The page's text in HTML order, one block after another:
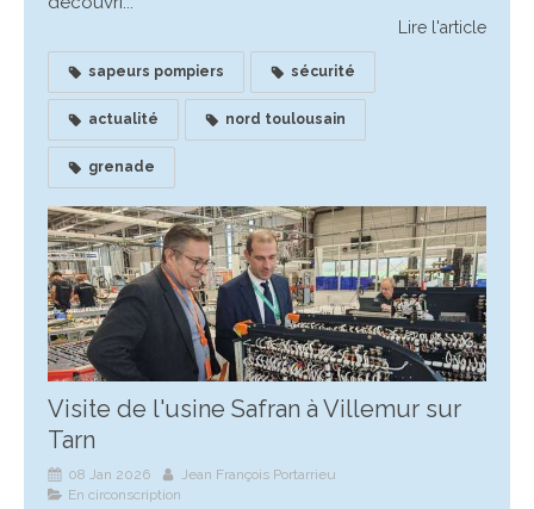
Lire l'article
sapeurs pompiers sécurité
actualité nord toulousain
grenade
Visite de l'usine Safran à Villemur sur
Tarn
08 Jan 2026
Jean François Portarrieu
En circonscription